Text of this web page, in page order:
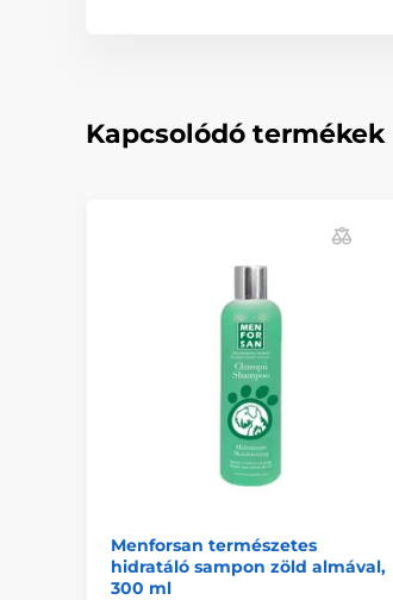
Kapcsolódó termékek
Menforsan természetes
hidratáló sampon zöld almával,
300 ml